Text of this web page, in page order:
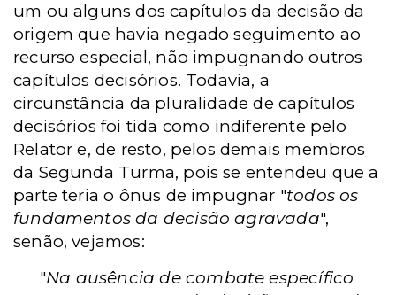
um ou alguns dos capítulos da decisão da
origem que havia negado seguimento ao
recurso especial, não impugnando outros
capítulos decisórios. Todavia, a
circunstância da pluralidade de capítulos
decisórios foi tida como indiferente pelo
Relator e, de resto, pelos demais membros
da Segunda Turma, pois se entendeu que a
parte teria o ônus de impugnar "todos os
fundamentos da decisão agravada",
senão, vejamos:
"Na ausência de combate específico